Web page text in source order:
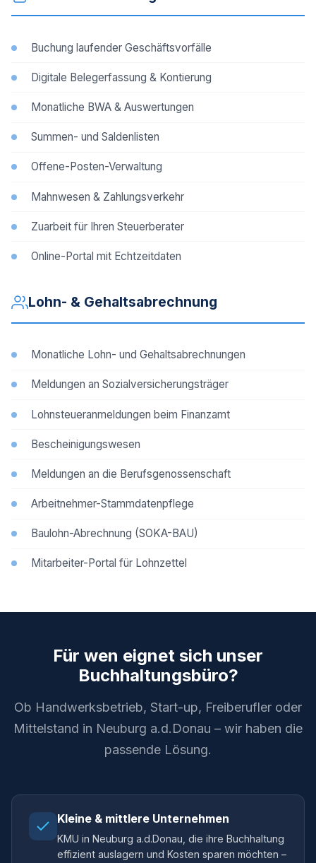
Buchung laufender Geschäftsvorfälle
Digitale Belegerfassung & Kontierung
Monatliche BWA & Auswertungen
Summen- und Saldenlisten
Offene-Posten-Verwaltung
Mahnwesen & Zahlungsverkehr
Zuarbeit für Ihren Steuerberater
Online-Portal mit Echtzeitdaten
Lohn- & Gehaltsabrechnung
Monatliche Lohn- und Gehaltsabrechnungen
Meldungen an Sozialversicherungsträger
Lohnsteueranmeldungen beim Finanzamt
Bescheinigungswesen
Meldungen an die Berufsgenossenschaft
Arbeitnehmer-Stammdatenpflege
Baulohn-Abrechnung (SOKA-BAU)
Mitarbeiter-Portal für Lohnzettel
Für wen eignet sich unser
Buchhaltungsbüro?
Ob Handwerksbetrieb, Start-up, Freiberufler oder
Mittelstand in Neuburg a.d.Donau – wir haben die
passende Lösung.
Kleine & mittlere Unternehmen
KMU in Neuburg a.d.Donau, die ihre Buchhaltung
effizient auslagern und Kosten sparen möchten –